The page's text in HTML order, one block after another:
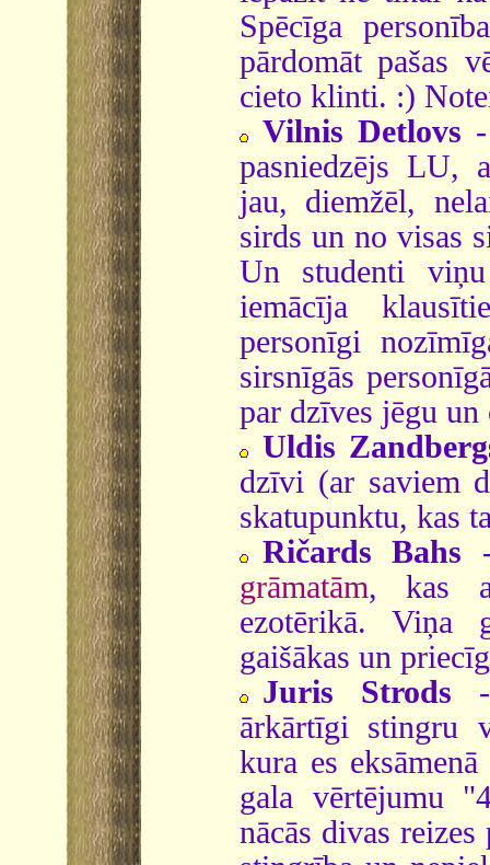
Spēcīga
pārdomāt pašas
cieto klinti. :)
Vilnis Detlovs
pasniedzējs LU,
jau, diemžēl,
sirds un no visas
Un studenti
iemācīja
personīgi
sirsnīgās
par dzīves jēgu
Uldis
dzīvi (ar saviem
skatupunktu, kas
Ričards Bahs
grāmatām, kas
ezotērikā. Viņa
gaišākas un
Juris Strods -
ārkārtīgi stingru
kura es
gala vērtējumu
nācās divas